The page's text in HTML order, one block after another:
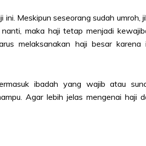
ini. Meskipun seseorang sudah umroh,
maka haji tetap menjadi
melaksanakan haji besar karena
ibadah yang wajib atau
Agar lebih jelas mengenai haji